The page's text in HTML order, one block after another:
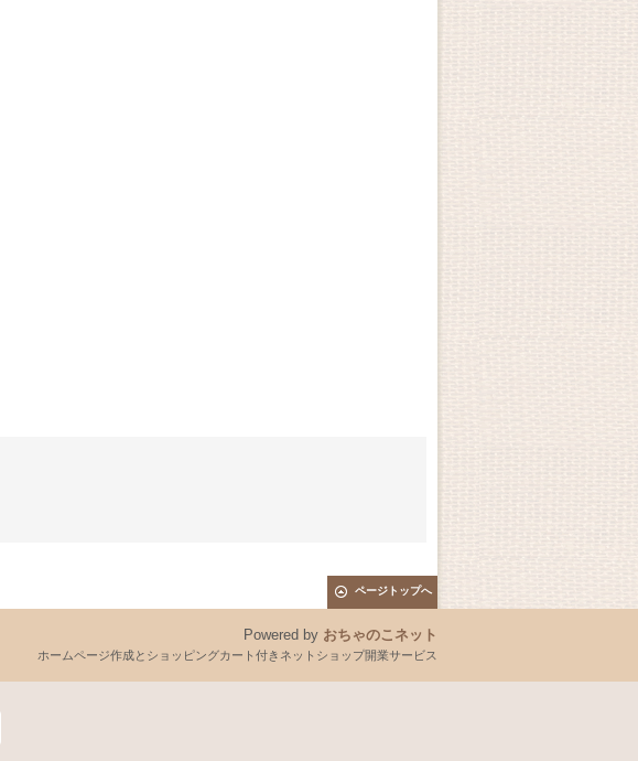
ページトップへ
Powered by おちゃのこネット
ホームページ作成とショッピングカート付きネットショップ開業サービス